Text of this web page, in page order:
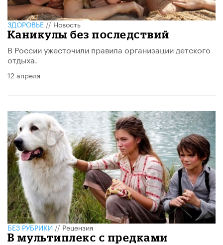
ЗДОРОВЬЕ//Новость
Каникулы без последствий
В России ужесточили правила организации детского
отдыха.
12 апреля
БЕЗ РУБРИКИ//Рецензия
В мультиплекс с предками